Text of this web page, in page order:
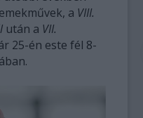
a VIII.
után a VII.
25-én este fél 8-